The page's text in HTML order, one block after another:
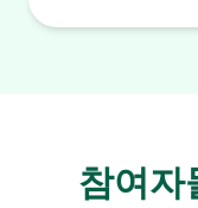
참여자